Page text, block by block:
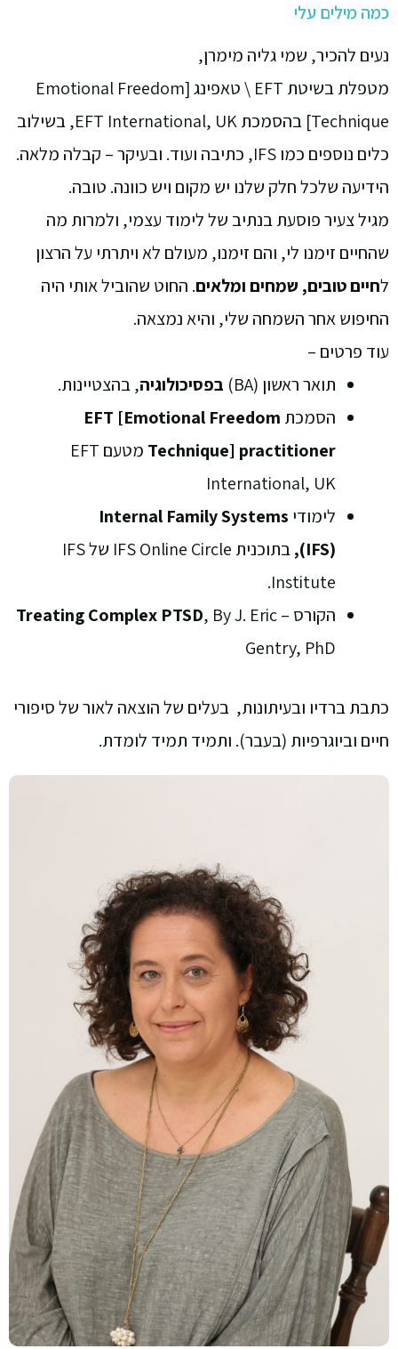
כמה מילים עלי
נעים להכיר, שמי גליה מימרן,
מטפלת בשיטת EFT \ טאפינג [Emotional Freedom
Technique] בהסמכת EFT International, UK, בשילוב
כלים נוספים כמו IFS, כתיבה ועוד. ובעיקר – קבלה מלאה.
הידיעה שלכל חלק שלנו יש מקום ויש כוונה. טובה.
מגיל צעיר פוסעת בנתיב של לימוד עצמי, ולמרות מה
שהחיים זימנו לי, והם זימנו, מעולם לא ויתרתי על הרצון
לחיים טובים, שמחים ומלאים. החוט שהוביל אותי היה
החיפוש אחר השמחה שלי, והיא נמצאה.
עוד פרטים –
תואר ראשון (BA)
בפסיכולוגיה, בהצטיינות.
הסמכת EFT [Emotional Freedom
Technique] practitioner
מטעם EFT
International, UK
לימודי Internal Family Systems
(IFS),
בתוכנית IFS Online Circle של IFS
Institute.
הקורס –
TreatingComplex PTSD, By J. Eric
Gentry, PhD
כתבת ברדיו ובעיתונות, בעלים של הוצאה לאור של סיפורי
חיים וביוגרפיות (בעבר). ותמיד תמיד לומדת.